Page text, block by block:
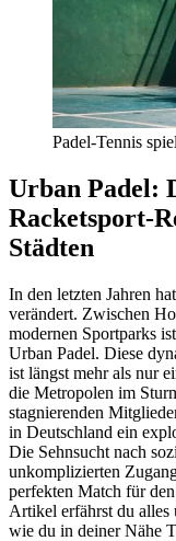
Padel-Tennis
Urban Padel:
Racketsport-
Städten
In den letzten Jahren
verändert. Zwischen
modernen Sportparks
Urban Padel. Diese
ist längst mehr als nur
die Metropolen im
stagnierenden
in Deutschland ein
Die Sehnsucht nach
unkomplizierten
perfekten Match für
Artikel erfährst du
wie du in deiner Nähe